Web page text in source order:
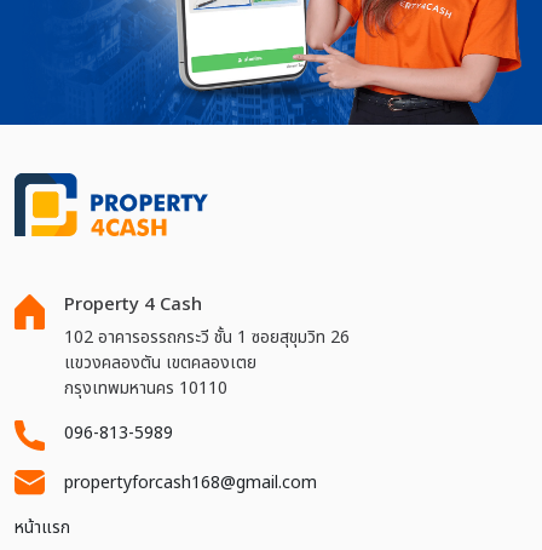
Property 4 Cash
102 อาคารอรรถกระวี ชั้น 1 ซอยสุขุมวิท 26
แขวงคลองตัน เขตคลองเตย
กรุงเทพมหานคร 10110
096-813-5989
propertyforcash168@gmail.com
หน้าแรก